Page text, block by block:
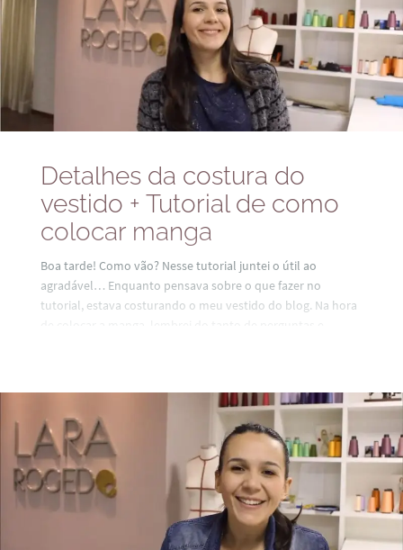
Detalhes da costura do
vestido + Tutorial de como
colocar manga
Boa tarde! Como vão? Nesse tutorial juntei o útil ao
agradável… Enquanto pensava sobre o que fazer no
tutorial, estava costurando o meu vestido do blog. Na hora